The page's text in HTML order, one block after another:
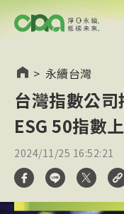
> 永續台灣
台灣指數公
ESG 50指數
2024/11/25 16:52:21